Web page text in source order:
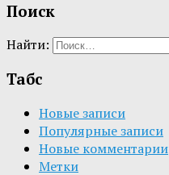
Поиск
Найти:
Табс
Новые записи
Популярные записи
Новые комментарии
Метки